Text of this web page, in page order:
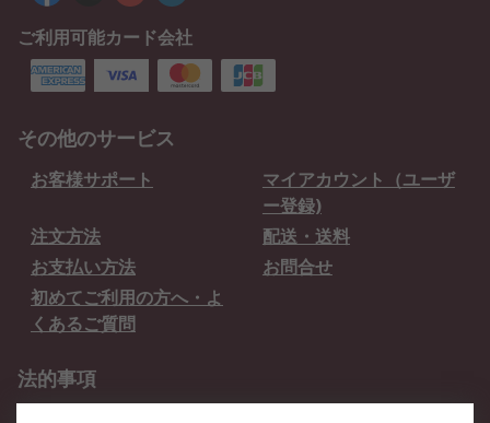
ご利用可能カード会社
その他のサービス
お客様サポート
マイアカウント（ユーザ
ー登録)
注文方法
配送・送料
お支払い方法
お問合せ
初めてご利用の方へ・よ
くあるご質問
法的事項